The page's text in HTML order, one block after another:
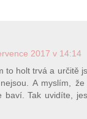
2017 v 14:14
to holt trvá a určitě
A myslím,
baví. Tak uvidíte,